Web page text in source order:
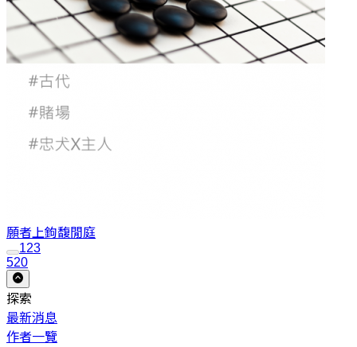
願者上鉤馥閒庭
123
520
探索
最新消息
作者一覽